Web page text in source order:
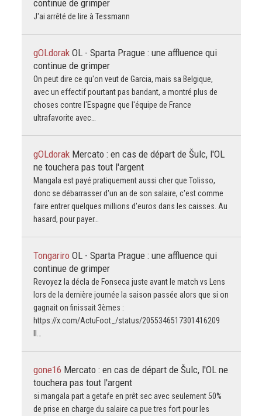
continue de grimper
J'ai arrêté de lire à Tessmann
gOLdorak OL - Sparta Prague : une affluence qui
continue de grimper
On peut dire ce qu'on veut de Garcia, mais sa Belgique,
avec un effectif pourtant pas bandant, a montré plus de
choses contre l'Espagne que l'équipe de France
ultrafavorite avec…
gOLdorak Mercato : en cas de départ de Šulc, l'OL
ne touchera pas tout l'argent
Mangala est payé pratiquement aussi cher que Tolisso,
donc se débarrasser d'un an de son salaire, c'est comme
faire entrer quelques millions d'euros dans les caisses. Au
hasard, pour payer…
Tongariro OL - Sparta Prague : une affluence qui
continue de grimper
Revoyez la décla de Fonseca juste avant le match vs Lens
lors de la dernière journée la saison passée alors que si on
gagnait on finissait 3èmes :
https://x.com/ActuFoot_/status/2055346517301416209
Il…
gone16 Mercato : en cas de départ de Šulc, l'OL ne
touchera pas tout l'argent
si mangala part a getafe en prêt sec avec seulement 50%
de prise en charge du salaire ca pue tres fort pour les